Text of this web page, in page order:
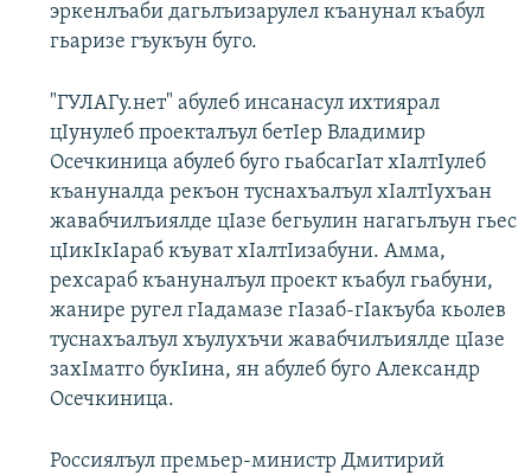
эркенлъаби дагьлъизарулел къанунал къабул
гьаризе гъукъун буго.
"ГУЛАГу.нет" абулеб инсанасул ихтиярал
цIунулеб проекталъул бетIер Владимир
Осечкиница абулеб буго гьабсагIат хIалтIулеб
къануналда рекъон туснахъалъул хIалтIухъан
жавабчилъиялде цIазе бегьулин нагагьлъун гьес
цIикIкIараб къуват хIалтIизабуни. Амма,
рехсараб къануналъул проект къабул гьабуни,
жанире ругел гIадамазе гIазаб-гIакъуба кьолев
туснахъалъул хъулухъчи жавабчилъиялде цIазе
захIматго букIина, ян абулеб буго Александр
Осечкиница.
Россиялъул премьер-министр Дмитирий